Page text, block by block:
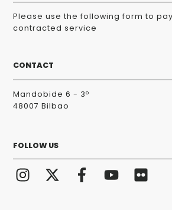
Please use the following form to
contracted service
CONTACT
Mandobide 6 - 3º
48007 Bilbao
FOLLOW US